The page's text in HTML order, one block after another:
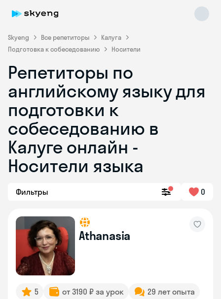
Skyeng Все репетиторы
Калуга
Подготовка к собеседованию
Носители
Репетиторы по
английскому языку для
подготовки к
собеседованию в
Калуге онлайн -
Носители языка
Фильтры 0
Athanasia
5 от 3190 ₽ за урок
29 лет опыта
Skyeng Chat